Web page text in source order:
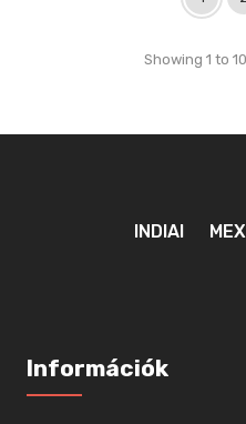
Showing 1 to
INDIAI
Információk